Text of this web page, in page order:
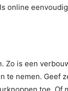
online
Zo is een
te nemen. Geef